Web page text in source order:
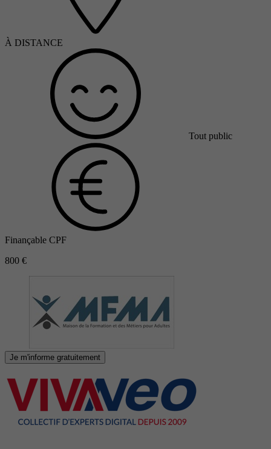
À DISTANCE
Tout public
Finançable CPF
800 €
Je m'informe gratuitement